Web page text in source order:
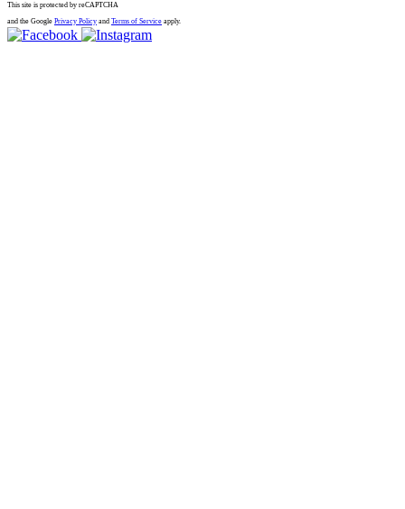
This site is protected by reCAPTCHA
and the Google Privacy Policy and Terms of Service apply.